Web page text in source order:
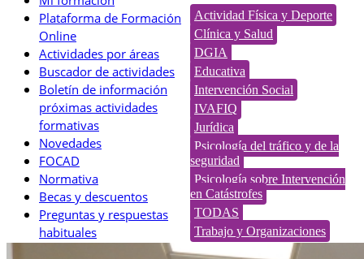
Plataforma de Formación
Online
Actividades por áreas
Buscador de actividades
Boletín de información
próximas actividades
formativas
Novedades
FOCAD
Normativa
Becas y descuentos
Preguntas y respuestas
habituales
Contacta con formación
Actividad Física y Deporte
Clínica y Salud
DGIA
Educativa
Intervención Social
IVAFIQ
Jurídica
Psicología del tráfico y de la
seguridad
Psicología sobre Intervención
en Catástrofes
TODAS
Trabajo y Organizaciones